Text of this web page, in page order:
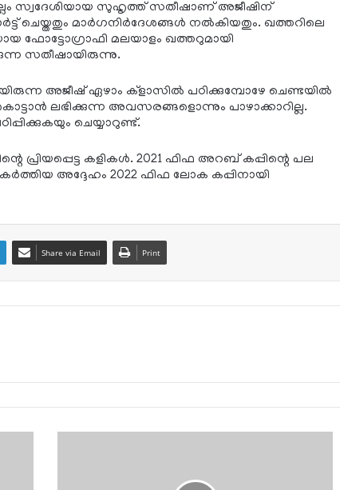
സ്വദേശിയായ സുഹൃത്ത് സതീഷാണ് അജീഷിന്
ചെയ്തതും മാര്‍ഗനിര്‍ദേശങ്ങള്‍ നല്‍കിയതും. ഖത്തറിലെ
ഫോട്ടോഗ്രാഫി മലയാളം ഖത്തറുമായി
സതീഷായിരുന്നു.
അജീഷ് ഏഴാം ക്‌ളാസില്‍ പഠിക്കുമ്പോഴേ ചെണ്ടയില്‍
ലഭിക്കുന്ന അവസരങ്ങളൊന്നും പാഴാക്കാറില്ല.
ചെയ്യാറുണ്ട്.
പ്രിയപ്പെട്ട കളികള്‍. 2021 ഫിഫ അറബ് കപ്പിന്റെ പല
അദ്ദേഹം 2022 ഫിഫ ലോക കപ്പിനായി
Share via Email Print